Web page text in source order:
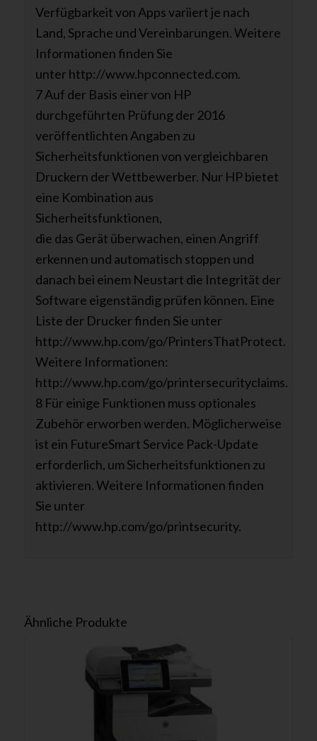
Verfügbarkeit von Apps variiert je nach
Land, Sprache und Vereinbarungen. Weitere
Informationen finden Sie
unter http://www.hpconnected.com.
7 Auf der Basis einer von HP
durchgeführten Prüfung der 2016
veröffentlichten Angaben zu
Sicherheitsfunktionen von vergleichbaren
Druckern der Wettbewerber. Nur HP bietet
eine Kombination aus
Sicherheitsfunktionen,
die das Gerät überwachen, einen Angriff
erkennen und automatisch stoppen und
danach bei einem Neustart die Integrität der
Software eigenständig prüfen können. Eine
Liste der Drucker finden Sie unter
http://www.hp.com/go/PrintersThatProtect.
Weitere Informationen:
http://www.hp.com/go/printersecurityclaims.
8 Für einige Funktionen muss optionales
Zubehör erworben werden. Möglicherweise
ist ein FutureSmart Service Pack-Update
erforderlich, um Sicherheitsfunktionen zu
aktivieren. Weitere Informationen finden
Sie unter
http://www.hp.com/go/printsecurity.
Ähnliche Produkte